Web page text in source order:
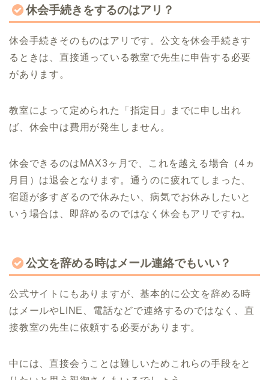
休会手続きをするのはアリ？
休会手続きそのものはアリです。公文を休会手続きす
るときは、直接通っている教室で先生に申告する必要
があります。
教室によって定められた「指定日」までに申し出れ
ば、休会中は費用が発生しません。
休会できるのはMAX3ヶ月で、これを越える場合（4ヵ
月目）は退会となります。通うのに疲れてしまった、
宿題が多すぎるので休みたい、病気でお休みしたいと
いう場合は、即辞めるのではなく休会もアリですね。
公文を辞める時はメール連絡でもいい？
公式サイトにもありますが、基本的に公文を辞める時
はメールやLINE、電話などで連絡するのではなく、直
接教室の先生に依頼する必要があります。
中には、直接会うことは難しいためこれらの手段をと